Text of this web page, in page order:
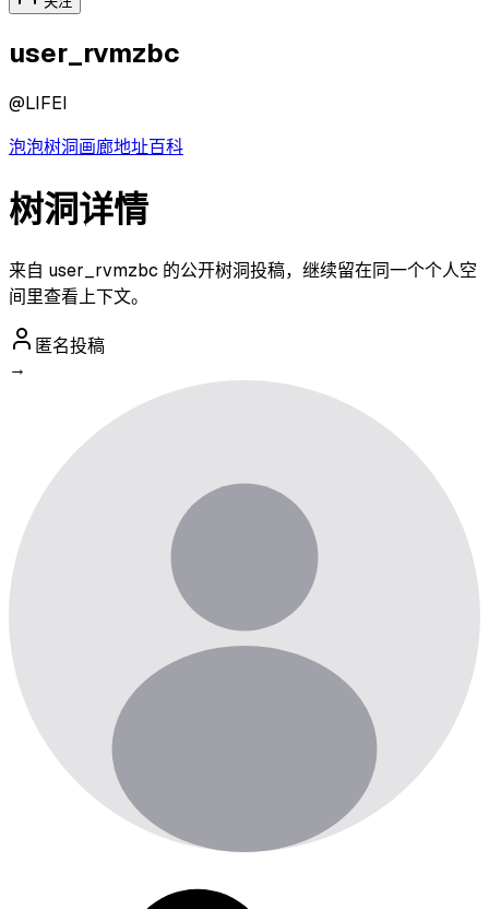
user_rvmzbc
@LIFEI
泡泡树洞画廊地址百科
树洞详情
来自 user_rvmzbc 的公开树洞投稿，继续留在同一个个人空
间里查看上下文。
匿名投稿
→